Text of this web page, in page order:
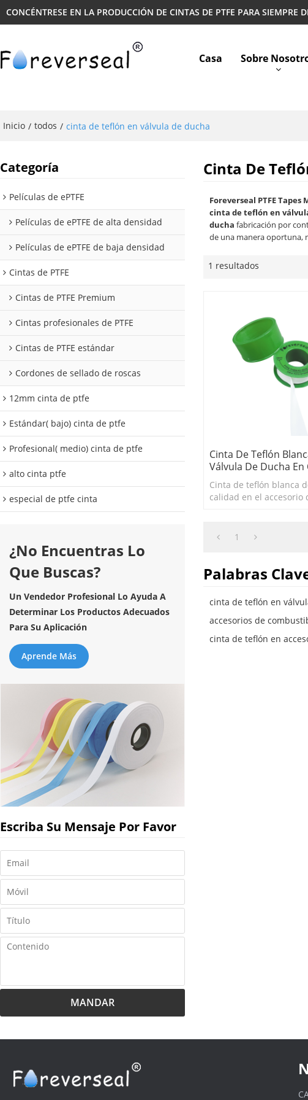
CONCÉNTRESE EN LA PRODUCCIÓN DE CINTAS DE PTFE PARA SIEMPRE
Casa Sobre
Inicio / todos / cinta de teflón en válvula de ducha
Categoría
Películas de ePTFE
Películas de ePTFE de alta densidad
Películas de ePTFE de baja densidad
Cintas de PTFE
Cintas de PTFE Premium
Cintas profesionales de PTFE
Cintas de PTFE estándar
Cordones de sellado de roscas
12mm cinta de ptfe
Estándar( bajo) cinta de ptfe
Profesional( medio) cinta de ptfe
alto cinta ptfe
especial de ptfe cinta
¿No Encuentras Lo
Que Buscas?
Un Vendedor Profesional Lo Ayuda A
Determinar Los Productos Adecuados
Para Su Aplicación
Aprende Más
Escriba Su Mensaje Por Favor
MANDAR
Cinta De
Foreverseal PTFE
cinta de teflón en
ducha fabricación por
de una manera oportuna,
1 resultados
Cinta De Teflón
Válvula De Ducha En
Cinta de teflón blanca
calidad en el accesorio
1
Palabras
cinta de teflón en
accesorios de
cinta de teflón en